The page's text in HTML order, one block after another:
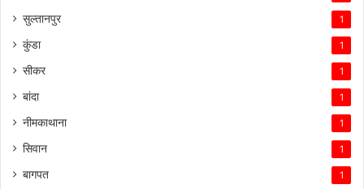
सुल्तानपुर 1
कुंडा 1
सीकर 1
बांदा 1
नीमकाथाना 1
सिवान 1
बागपत 1